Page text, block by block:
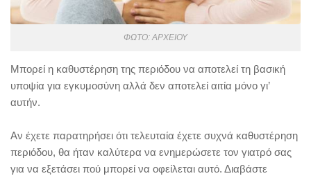
ΦΩΤΟ: ΑΡΧΕΙΟΥ
Μπορεί η καθυστέρηση της περιόδου να αποτελεί τη βασική
υποψία για εγκυμοσύνη αλλά δεν αποτελεί αιτία μόνο γι’
αυτήν.
Αν έχετε παρατηρήσει ότι τελευταία έχετε συχνά καθυστέρηση
περιόδου, θα ήταν καλύτερα να ενημερώσετε τον γιατρό σας
για να εξετάσει πού μπορεί να οφείλεται αυτό. Διαβάστε